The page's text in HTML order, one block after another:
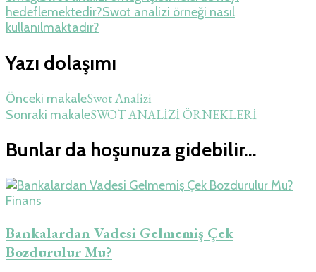
hedeflemektedir?Swot analizi örneği nasıl
kullanılmaktadır?
Yazı dolaşımı
Önceki makaleSwot Analizi
Sonraki makaleSWOT ANALİZİ ÖRNEKLERİ
Bunlar da hoşunuza gidebilir...
Finans
Bankalardan Vadesi Gelmemiş Çek
Bozdurulur Mu?